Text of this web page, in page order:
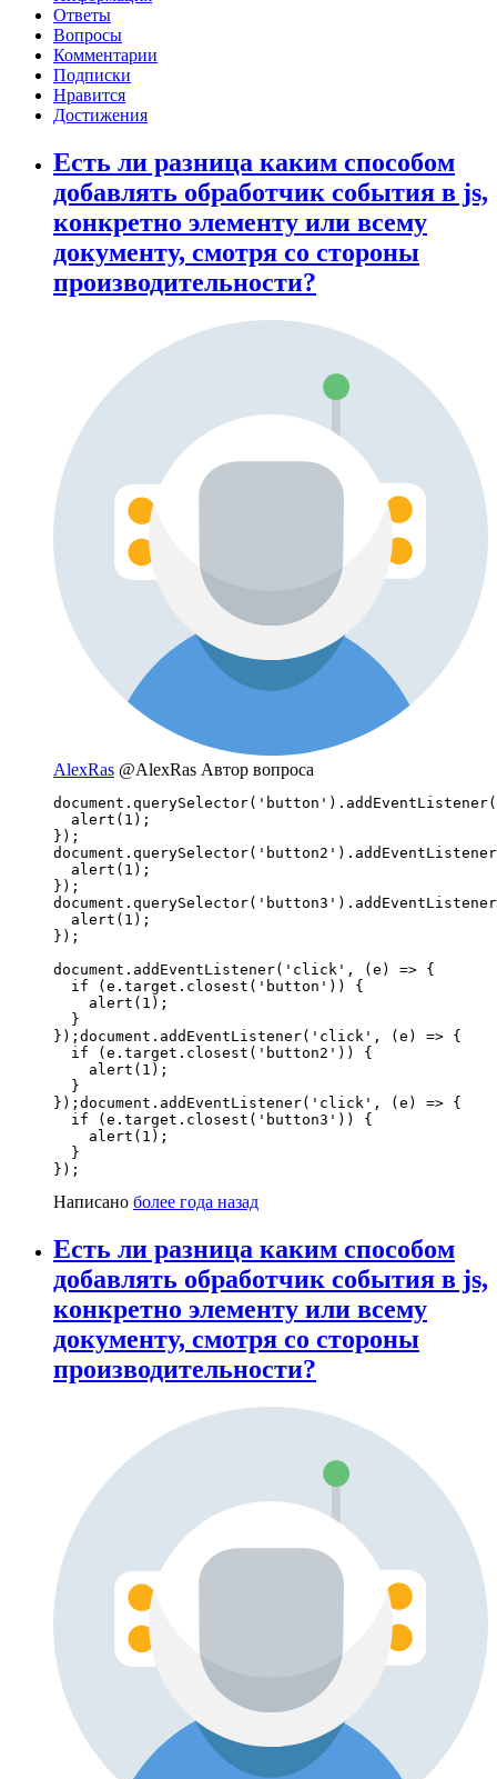
Ответы
Вопросы
Комментарии
Подписки
Нравится
Достижения
Есть ли разница каким способом
добавлять обработчик события в js,
конкретно элементу или всему
документу, смотря со стороны
производительности?
AlexRas @AlexRas Автор вопроса
  alert(1);
});
  alert(1);
});
  alert(1);
});
document.addEventListener('click', (e) => {
  if (e.target.closest('button')) {
    alert(1);
  }
});document.addEventListener('click', (e) => {
  if (e.target.closest('button2')) {
    alert(1);
  }
});document.addEventListener('click', (e) => {
  if (e.target.closest('button3')) {
    alert(1);
  }
});
Написано более года назад
Есть ли разница каким способом
добавлять обработчик события в js,
конкретно элементу или всему
документу, смотря со стороны
производительности?